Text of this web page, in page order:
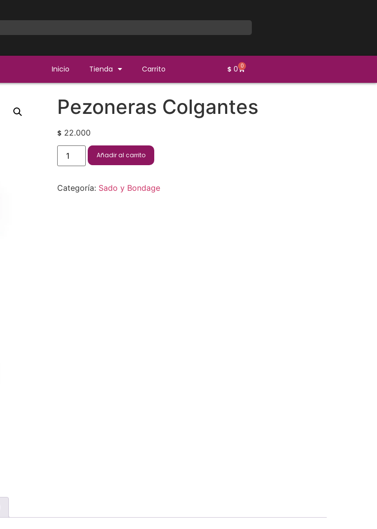
Inicio Tienda Carrito $ 0 0
Pezoneras Colgantes
$ 22.000
Añadir al carrito
Categoría: Sado y Bondage